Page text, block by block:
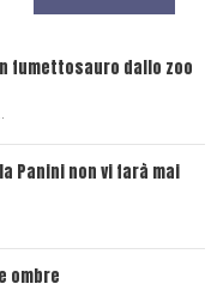
fumettosauro dallo zoo
Panini non vi farà mai
ombre